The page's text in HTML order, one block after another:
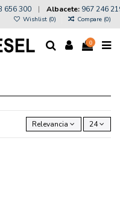
656 300 | Albacete: 967 246
Wishlist (0) Compare (0)
0
Relevancia 24